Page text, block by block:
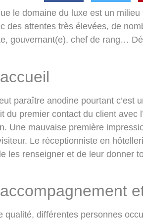
le domaine du luxe est un
des attentes très élevées, de
gouvernant(e), chef de rang…
paraître anodine pourtant c’est
du premier contact du client
Une mauvaise première
Le réceptionniste en
les renseigner et de leur donner
qualité, différentes personnes